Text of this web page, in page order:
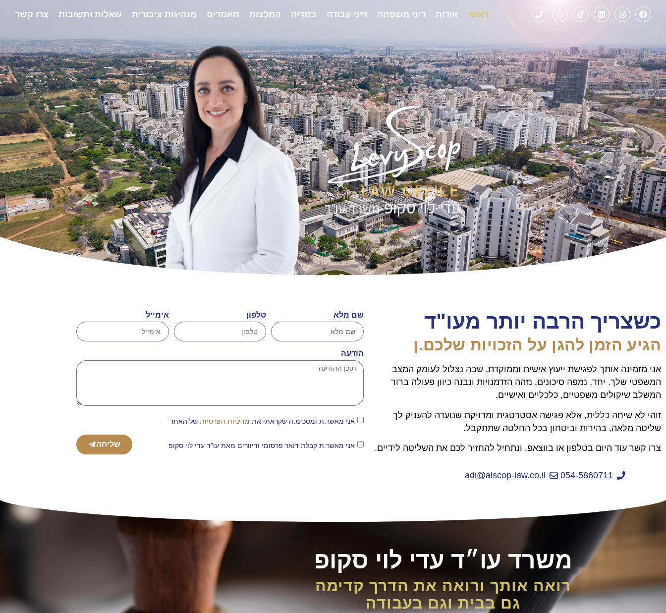
ראשי
אודות דיני משפחה דיני עבודה במדיה המלצות מאמרים מנהיגות ציבורית שאלות ותשובות צרו קשר
כשצריך הרבה יותר מעו"ד
הגיע הזמן להגן על הזכויות שלכם.ן
אני מזמינה אותך לפגישת ייעוץ אישית וממוקדת, שבה נצלול לעומק המצב
המשפטי שלך. יחד, נמפה סיכונים, נזהה הזדמנויות ונבנה כיוון פעולה ברור
המשלב שיקולים משפטיים, כלכליים ואישיים.
זוהי לא שיחה כללית, אלא פגישה אסטרטגית ומדויקת שנועדה להעניק לך
שליטה מלאה, בהירות וביטחון בכל החלטה שתתקבל.
צרו קשר עוד היום בטלפון או בווצאפ, ונתחיל להחזיר לכם את השליטה לידיים.
054-5860711
adi@alscop-law.co.il
שם מלא טלפון אימייל
הודעה
אני מאשר.ת ומסכימ.ה שקראתי את מדיניות הפרטיות של האתר
אני מאשר.ת קבלת דואר פרסומי ודיוורים מאת עו"ד עדי לוי סקופ שליחה
משרד עו״ד עדי לוי סקופ
רואה אותך ורואה את הדרך קדימה
גם בבית וגם בעבודה